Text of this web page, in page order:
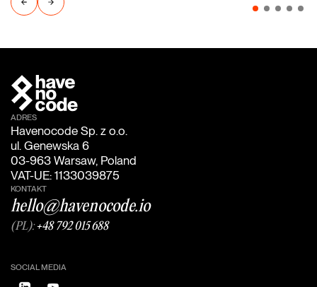
ADRES
Havenocode Sp. z o.o.
ul. Genewska 6
03-963 Warsaw, Poland
VAT-UE: 1133039875
KONTAKT
hello@havenocode.io
(PL):+48 792 015 688
SOCIAL MEDIA